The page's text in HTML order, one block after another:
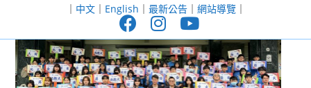
至
｜ 中文｜ English ｜ 最新公告｜ 網站導覽｜